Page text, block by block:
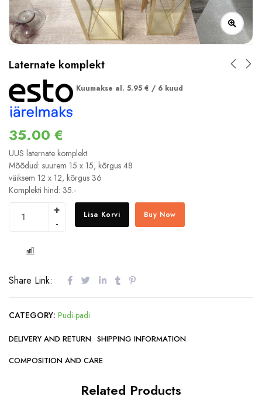
Laternate komplekt
Kuumakse al. 5.95 € / 6 kuud
35.00 €
UUS laternate komplekt.
Mõõdud: suurem 15 x 15, kõrgus 48
väiksem 12 x 12, kõrgus 36
Komplekti hind: 35.-
Lisa Korvi Buy Now
Share Link:
CATEGORY: Pudi-padi
DELIVERY AND RETURN SHIPPING INFORMATION
COMPOSITION AND CARE
Related Products